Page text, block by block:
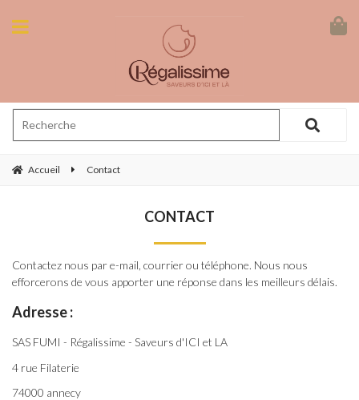
Accueil Contact
CONTACT
Contactez nous par e-mail, courrier ou téléphone. Nous nous
efforcerons de vous apporter une réponse dans les meilleurs délais.
Adresse :
SAS FUMI - Régalissime - Saveurs d'ICI et LA
4 rue Filaterie
74000 annecy